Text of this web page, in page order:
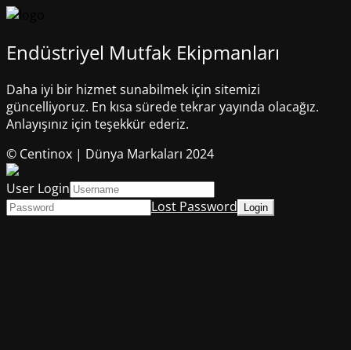
Endüstriyel Mutfak Ekipmanları
Daha iyi bir hizmet sunabilmek için sitemizi
güncelliyoruz. En kısa sürede tekrar yayında olacağız.
Anlayışınız için teşekkür ederiz.
© Centinox | Dünya Markaları 2024
User Login
Lost Password